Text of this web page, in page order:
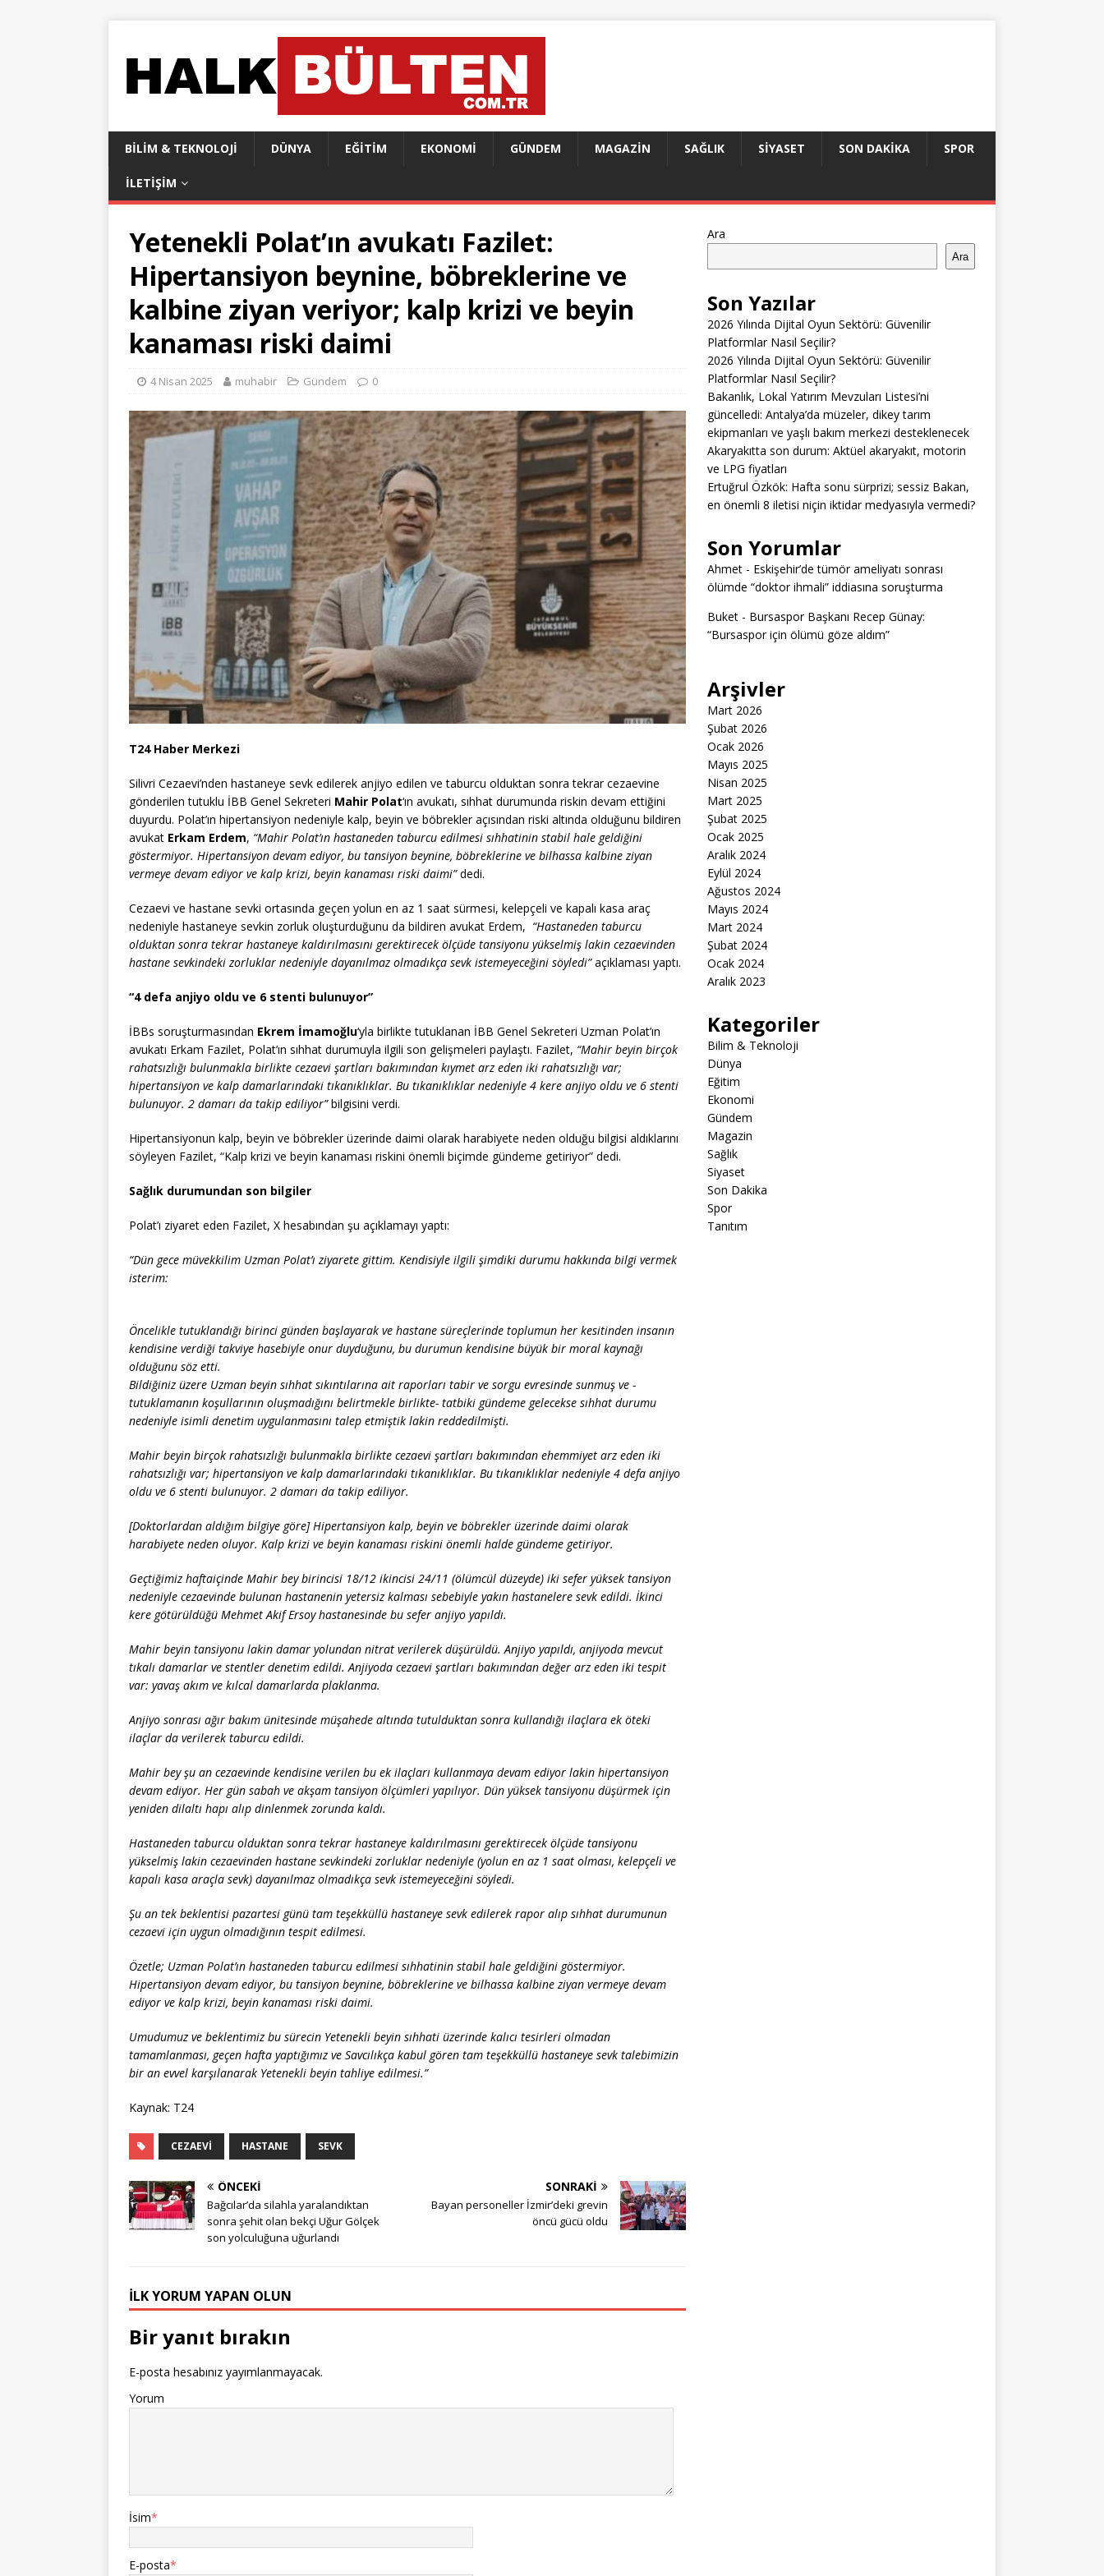
BILIM & TEKNOLOJI DÜNYA EĞITIM EKONOMI GÜNDEM MAGAZIN SAĞLIK SIYASET SON DAKIKA SPOR
İLETIŞIM
Yetenekli Polat’ın avukatı Fazilet:
Hipertansiyon beynine, böbreklerine ve
kalbine ziyan veriyor; kalp krizi ve beyin
kanaması riski daimi
4 Nisan 2025 muhabir Gündem 0
T24 Haber Merkezi
Silivri Cezaevi’nden hastaneye sevk edilerek anjiyo edilen ve taburcu olduktan sonra tekrar cezaevine
gönderilen tutuklu İBB Genel Sekreteri Mahir Polat‘ın avukatı, sıhhat durumunda riskin devam ettiğini
duyurdu. Polat’ın hipertansiyon nedeniyle kalp, beyin ve böbrekler açısından riski altında olduğunu bildiren
avukat Erkam Erdem, “Mahir Polat’ın hastaneden taburcu edilmesi sıhhatinin stabil hale geldiğini
göstermiyor. Hipertansiyon devam ediyor, bu tansiyon beynine, böbreklerine ve bilhassa kalbine ziyan
vermeye devam ediyor ve kalp krizi, beyin kanaması riski daimi”dedi.
Cezaevi ve hastane sevki ortasında geçen yolun en az 1 saat sürmesi, kelepçeli ve kapalı kasa araç
nedeniyle hastaneye sevkin zorluk oluşturduğunu da bildiren avukat Erdem, “Hastaneden taburcu
olduktan sonra tekrar hastaneye kaldırılmasını gerektirecek ölçüde tansiyonu yükselmiş lakin cezaevinden
hastane sevkindeki zorluklar nedeniyle dayanılmaz olmadıkça sevk istemeyeceğini söyledi”açıklaması yaptı.
“4 defa anjiyo oldu ve 6 stenti bulunuyor”
İBBs soruşturmasından Ekrem İmamoğlu‘yla birlikte tutuklanan İBB Genel Sekreteri Uzman Polat’ın
avukatı Erkam Fazilet, Polat’ın sıhhat durumuyla ilgili son gelişmeleri paylaştı. Fazilet, “Mahir beyin birçok
rahatsızlığı bulunmakla birlikte cezaevi şartları bakımından kıymet arz eden iki rahatsızlığı var;
hipertansiyon ve kalp damarlarındaki tıkanıklıklar. Bu tıkanıklıklar nedeniyle 4 kere anjiyo oldu ve 6 stenti
bulunuyor. 2 damarı da takip ediliyor”bilgisini verdi.
Hipertansiyonun kalp, beyin ve böbrekler üzerinde daimi olarak harabiyete neden olduğu bilgisi aldıklarını
söyleyen Fazilet, “Kalp krizi ve beyin kanaması riskini önemli biçimde gündeme getiriyor” dedi.
Sağlık durumundan son bilgiler
Polat’ı ziyaret eden Fazilet, X hesabından şu açıklamayı yaptı:
“Dün gece müvekkilim Uzman Polat’ı ziyarete gittim. Kendisiyle ilgili şimdiki durumu hakkında bilgi vermek
isterim:
Öncelikle tutuklandığı birinci günden başlayarak ve hastane süreçlerinde toplumun her kesitinden insanın
kendisine verdiği takviye hasebiyle onur duyduğunu, bu durumun kendisine büyük bir moral kaynağı
olduğunu söz etti.
Bildiğiniz üzere Uzman beyin sıhhat sıkıntılarına ait raporları tabir ve sorgu evresinde sunmuş ve -
tutuklamanın koşullarının oluşmadığını belirtmekle birlikte- tatbiki gündeme gelecekse sıhhat durumu
nedeniyle isimli denetim uygulanmasını talep etmiştik lakin reddedilmişti.
Mahir beyin birçok rahatsızlığı bulunmakla birlikte cezaevi şartları bakımından ehemmiyet arz eden iki
rahatsızlığı var; hipertansiyon ve kalp damarlarındaki tıkanıklıklar. Bu tıkanıklıklar nedeniyle 4 defa anjiyo
oldu ve 6 stenti bulunuyor. 2 damarı da takip ediliyor.
[Doktorlardan aldığım bilgiye göre] Hipertansiyon kalp, beyin ve böbrekler üzerinde daimi olarak
harabiyete neden oluyor. Kalp krizi ve beyin kanaması riskini önemli halde gündeme getiriyor.
Geçtiğimiz haftaiçinde Mahir bey birincisi 18/12 ikincisi 24/11 (ölümcül düzeyde) iki sefer yüksek tansiyon
nedeniyle cezaevinde bulunan hastanenin yetersiz kalması sebebiyle yakın hastanelere sevk edildi. İkinci
kere götürüldüğü Mehmet Akif Ersoy hastanesinde bu sefer anjiyo yapıldı.
Mahir beyin tansiyonu lakin damar yolundan nitrat verilerek düşürüldü. Anjiyo yapıldı, anjiyoda mevcut
tıkalı damarlar ve stentler denetim edildi. Anjiyoda cezaevi şartları bakımından değer arz eden iki tespit
var: yavaş akım ve kılcal damarlarda plaklanma.
Anjiyo sonrası ağır bakım ünitesinde müşahede altında tutulduktan sonra kullandığı ilaçlara ek öteki
ilaçlar da verilerek taburcu edildi.
Mahir bey şu an cezaevinde kendisine verilen bu ek ilaçları kullanmaya devam ediyor lakin hipertansiyon
devam ediyor. Her gün sabah ve akşam tansiyon ölçümleri yapılıyor. Dün yüksek tansiyonu düşürmek için
yeniden dilaltı hapı alıp dinlenmek zorunda kaldı.
Hastaneden taburcu olduktan sonra tekrar hastaneye kaldırılmasını gerektirecek ölçüde tansiyonu
yükselmiş lakin cezaevinden hastane sevkindeki zorluklar nedeniyle (yolun en az 1 saat olması, kelepçeli ve
kapalı kasa araçla sevk) dayanılmaz olmadıkça sevk istemeyeceğini söyledi.
Şu an tek beklentisi pazartesi günü tam teşekküllü hastaneye sevk edilerek rapor alıp sıhhat durumunun
cezaevi için uygun olmadığının tespit edilmesi.
Özetle; Uzman Polat’ın hastaneden taburcu edilmesi sıhhatinin stabil hale geldiğini göstermiyor.
Hipertansiyon devam ediyor, bu tansiyon beynine, böbreklerine ve bilhassa kalbine ziyan vermeye devam
ediyor ve kalp krizi, beyin kanaması riski daimi.
Umudumuz ve beklentimiz bu sürecin Yetenekli beyin sıhhati üzerinde kalıcı tesirleri olmadan
tamamlanması, geçen hafta yaptığımız ve Savcılıkça kabul gören tam teşekküllü hastaneye sevk talebimizin
bir an evvel karşılanarak Yetenekli beyin tahliye edilmesi.”
Kaynak: T24
CEZAEVI HASTANE SEVK
ÖNCEKI
Bağcılar’da silahla yaralandıktan
sonra şehit olan bekçi Uğur Gölçek
son yolculuğuna uğurlandı
SONRAKI
Bayan personeller İzmir’deki grevin
öncü gücü oldu
İLK YORUM YAPAN OLUN
Bir yanıt bırakın
E-posta hesabınız yayımlanmayacak.
Yorum
İsim*
E-posta*
Ara
Ara
Son Yazılar
2026 Yılında Dijital Oyun Sektörü: Güvenilir
Platformlar Nasıl Seçilir?
2026 Yılında Dijital Oyun Sektörü: Güvenilir
Platformlar Nasıl Seçilir?
Bakanlık, Lokal Yatırım Mevzuları Listesi’ni
güncelledi: Antalya’da müzeler, dikey tarım
ekipmanları ve yaşlı bakım merkezi desteklenecek
Akaryakıtta son durum: Aktüel akaryakıt, motorin
ve LPG fiyatları
Ertuğrul Özkök: Hafta sonu sürprizi; sessiz Bakan,
en önemli 8 iletisi niçin iktidar medyasıyla vermedi?
Son Yorumlar
Ahmet- Eskişehir’de tümör ameliyatı sonrası
ölümde “doktor ihmali” iddiasına soruşturma
Buket- Bursaspor Başkanı Recep Günay:
“Bursaspor için ölümü göze aldım”
Arşivler
Mart 2026
Şubat 2026
Ocak 2026
Mayıs 2025
Nisan 2025
Mart 2025
Şubat 2025
Ocak 2025
Aralık 2024
Eylül 2024
Ağustos 2024
Mayıs 2024
Mart 2024
Şubat 2024
Ocak 2024
Aralık 2023
Kategoriler
Bilim & Teknoloji
Dünya
Eğitim
Ekonomi
Gündem
Magazin
Sağlık
Siyaset
Son Dakika
Spor
Tanıtım